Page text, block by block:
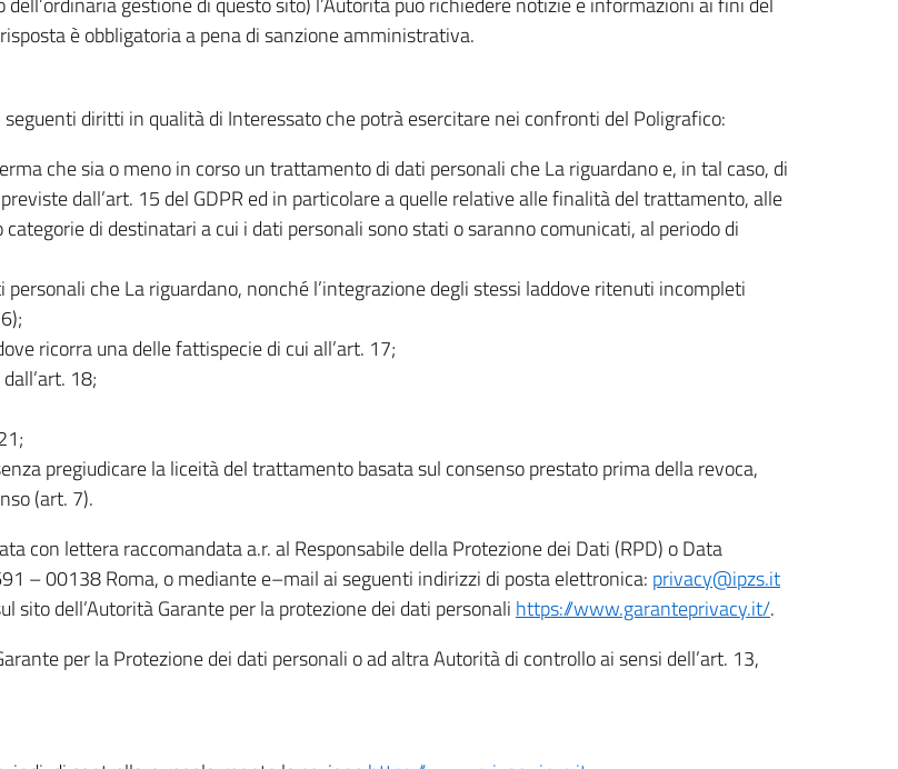
è obbligatoria a pena di sanzione amministrativa.
diritti in qualità di Interessato che potrà esercitare nei confronti del Poligrafico:
che sia o meno in corso un trattamento di dati personali che La riguardano e, in tal caso, di
dall’art. 15 del GDPR ed in particolare a quelle relative alle finalità del trattamento, alle
di destinatari a cui i dati personali sono stati o saranno comunicati, al periodo di
che La riguardano, nonché l’integrazione degli stessi laddove ritenuti incompleti
ricorra una delle fattispecie di cui all’art. 17;
18;
pregiudicare la liceità del trattamento basata sul consenso prestato prima della revoca,
(art. 7).
con lettera raccomandata a.r. al Responsabile della Protezione dei Dati (RPD) o Data
– 00138 Roma, o mediante e–mail ai seguenti indirizzi di posta elettronica: privacy@ipzs.it
sito dell’Autorità Garante per la protezione dei dati personali https://www.garanteprivacy.it/.
per la Protezione dei dati personali o ad altra Autorità di controllo ai sensi dell’art. 13,